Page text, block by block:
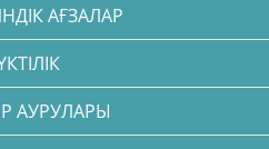
АҒЗАЛАР
АУРУЛАРЫ